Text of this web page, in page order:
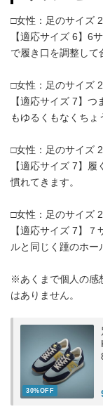
□女性：足のサイズ
【適応サイズ 6】6
で履き口を調整して
□女性：足のサイズ
【適応サイズ 7】
もゆるくもなくちょ
□女性：足のサイズ
【適応サイズ 7】
慣れてきます。
□女性：足のサイズ
【適応サイズ 7】
ルと同じく踵のホー
※あくまで個人の感
はありません。
30%OFF